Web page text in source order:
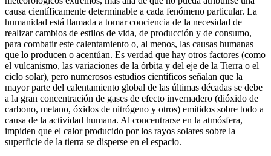
causa científicamente determinable a cada fenómeno particular. La
humanidad está llamada a tomar conciencia de la necesidad de
realizar cambios de estilos de vida, de producción y de consumo,
para combatir este calentamiento o, al menos, las causas humanas
que lo producen o acentúan. Es verdad que hay otros factores (como
el vulcanismo, las variaciones de la órbita y del eje de la Tierra o el
ciclo solar), pero numerosos estudios científicos señalan que la
mayor parte del calentamiento global de las últimas décadas se debe
a la gran concentración de gases de efecto invernadero (dióxido de
carbono, metano, óxidos de nitrógeno y otros) emitidos sobre todo a
causa de la actividad humana. Al concentrarse en la atmósfera,
impiden que el calor producido por los rayos solares sobre la
superficie de la tierra se disperse en el espacio.